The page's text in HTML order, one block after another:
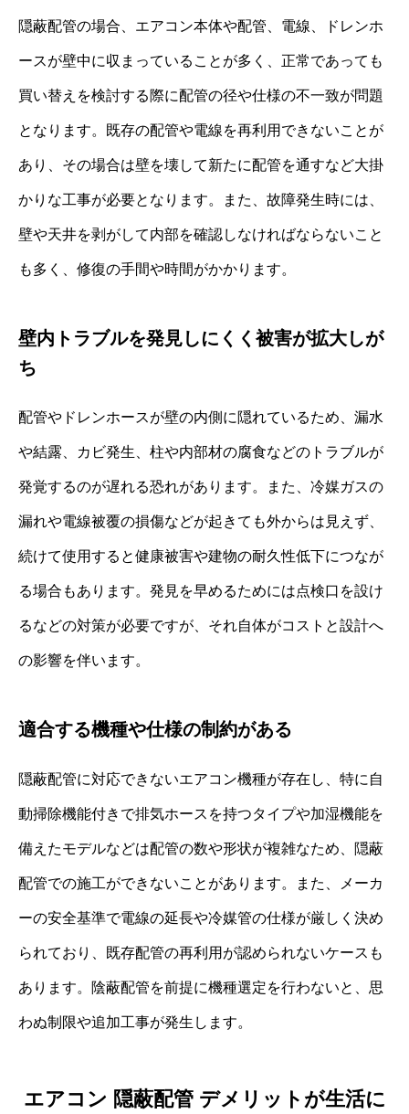
隠蔽配管の場合、エアコン本体や配管、電線、ドレンホ
ースが壁中に収まっていることが多く、正常であっても
買い替えを検討する際に配管の径や仕様の不一致が問題
となります。既存の配管や電線を再利用できないことが
あり、その場合は壁を壊して新たに配管を通すなど大掛
かりな工事が必要となります。また、故障発生時には、
壁や天井を剥がして内部を確認しなければならないこと
も多く、修復の手間や時間がかかります。
壁内トラブルを発見しにくく被害が拡大しが
ち
配管やドレンホースが壁の内側に隠れているため、漏水
や結露、カビ発生、柱や内部材の腐食などのトラブルが
発覚するのが遅れる恐れがあります。また、冷媒ガスの
漏れや電線被覆の損傷などが起きても外からは見えず、
続けて使用すると健康被害や建物の耐久性低下につなが
る場合もあります。発見を早めるためには点検口を設け
るなどの対策が必要ですが、それ自体がコストと設計へ
の影響を伴います。
適合する機種や仕様の制約がある
隠蔽配管に対応できないエアコン機種が存在し、特に自
動掃除機能付きで排気ホースを持つタイプや加湿機能を
備えたモデルなどは配管の数や形状が複雑なため、隠蔽
配管での施工ができないことがあります。また、メーカ
ーの安全基準で電線の延長や冷媒管の仕様が厳しく決め
られており、既存配管の再利用が認められないケースも
あります。陰蔽配管を前提に機種選定を行わないと、思
わぬ制限や追加工事が発生します。
エアコン 隠蔽配管 デメリットが生活に